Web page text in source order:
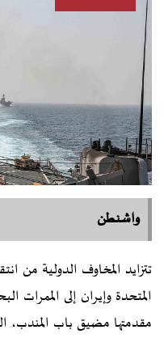
واشنطن
تتزايد المخاوف الدولية من
المتحدة وإيران إلى الممرات
مقدمتها مضيق باب المندب،